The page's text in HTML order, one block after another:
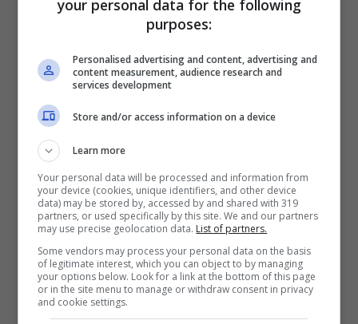
anche fuori dal campo, così quando le
cose andavano male venivo bastonato più
del dovuto. Ma anche esaltato più del
dovuto, talvolta”.
your personal data for the following
purposes:
Personalised advertising and content, advertising and
content measurement, audience research and
services development
Store and/or access information on a device
Learn more
Your personal data will be processed and information from
your device (cookies, unique identifiers, and other device
data) may be stored by, accessed by and shared with 319
partners, or used specifically by this site. We and our partners
may use precise geolocation data. List of partners.
Some vendors may process your personal data on the basis
of legitimate interest, which you can object to by managing
your options below. Look for a link at the bottom of this page
or in the site menu to manage or withdraw consent in privacy
and cookie settings.